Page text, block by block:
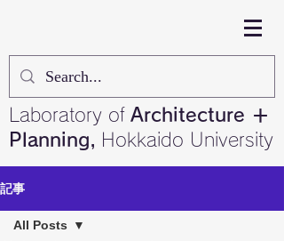
Laboratory of Architecture ＋
Planning, Hokkaido University
記事
All Posts